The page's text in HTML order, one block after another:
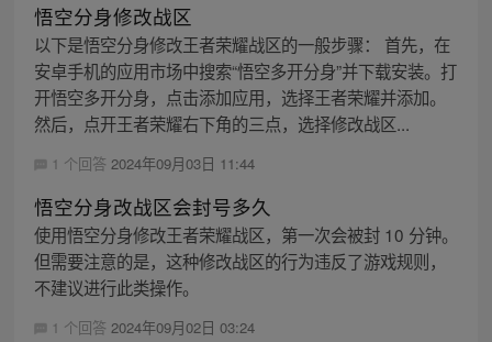
悟空分身修改战区
以下是悟空分身修改王者荣耀战区的一般步骤： 首先，在
安卓手机的应用市场中搜索“悟空多开分身”并下载安装。打
开悟空多开分身，点击添加应用，选择王者荣耀并添加。
然后，点开王者荣耀右下角的三点，选择修改战区...
1 个回答 2024年09月03日 11:44
悟空分身改战区会封号多久
使用悟空分身修改王者荣耀战区，第一次会被封 10 分钟。
但需要注意的是，这种修改战区的行为违反了游戏规则，
不建议进行此类操作。
1 个回答 2024年09月02日 03:24